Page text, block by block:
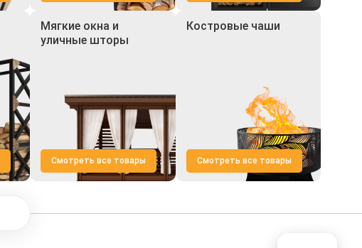
Мягкие окна и
уличные шторы
Смотреть все товары
Костровые чаши
Смотреть все товары